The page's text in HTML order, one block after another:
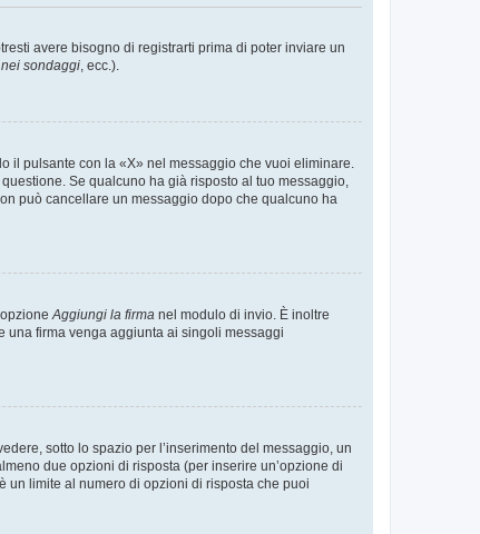
avere bisogno di registrarti prima di poter inviare un
sondaggi , ecc.).
il pulsante con la «X» nel messaggio che vuoi eliminare.
Se qualcuno ha già risposto al tuo messaggio,
può cancellare un messaggio dopo che qualcuno ha
Aggiungi la firma nel modulo di invio. È inoltre
una firma venga aggiunta ai singoli messaggi
sotto lo spazio per l’inserimento del messaggio, un
due opzioni di risposta (per inserire un’opzione di
un limite al numero di opzioni di risposta che puoi